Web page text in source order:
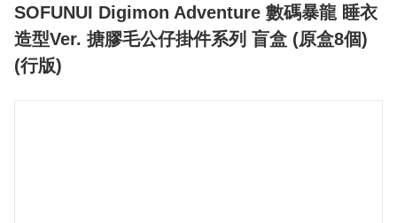
SOFUNUI Digimon Adventure 數碼暴龍 睡衣
造型Ver. 搪膠毛公仔掛件系列 盲盒 (原盒8個)
(行版)